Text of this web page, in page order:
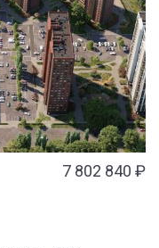
7 802 840 ₽